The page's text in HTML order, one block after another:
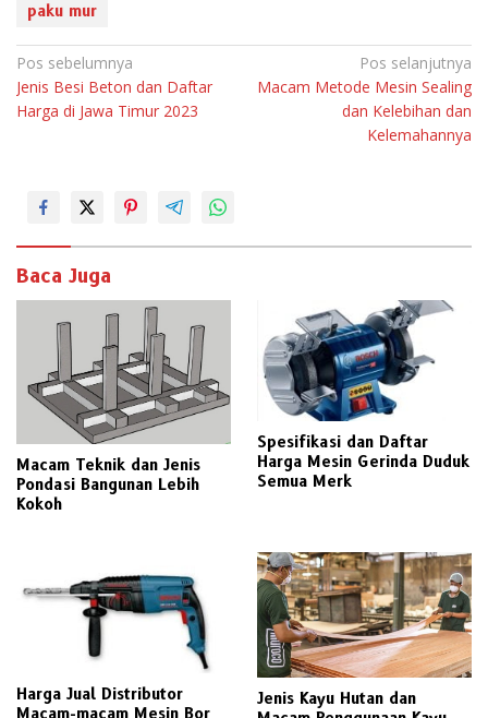
paku mur
N
a
v
s
i
p
Pos sebelumnya
Jenis Besi Beton dan Daftar
Harga di Jawa Timur 2023
Pos selanjutnya
Macam Metode Mesin Sealing
dan Kelebihan dan
Kelemahannya
Baca Juga
Macam Teknik dan Jenis
Pondasi Bangunan Lebih
Kokoh
Spesifikasi dan Daftar
Harga Mesin Gerinda Duduk
Semua Merk
Harga Jual Distributor
Macam-macam Mesin Bor
Jenis Kayu Hutan dan